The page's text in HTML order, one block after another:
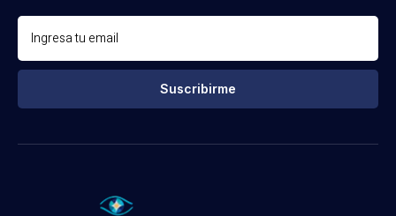
Suscribirme